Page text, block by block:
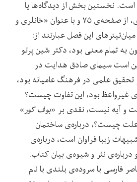
است. نخستین بخش از دیدگاه‌ها یا
خاطره‌های ادبی خانلری، از صفحه‌ی ۷۵ و با عنوان «خانلری و
این فصل عبارتند از:
به تمام معنی بود، دکتر شین پرتو
است سیمای صادق هدایت در
تحقیق علمی در فرهنگ عامیانه بود،
غیرواعظ بود، این تفاوت چیست؟
و آیه نیست، نقدی بر «بوف کور»
علت چیست؟، درباره‌ی ساختمان
زیبا فراوان است، درباره‌ی
نثر و شیوه‌ی بیان کتاب.
فارسی با سروده‌ی بلندی با نام